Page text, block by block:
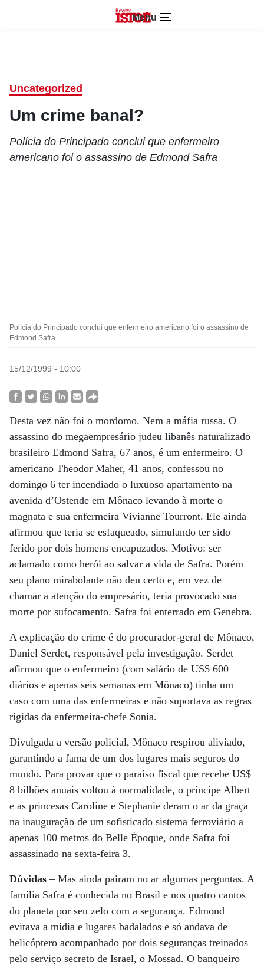
Menu
Uncategorized
Um crime banal?
Polícia do Principado conclui que enfermeiro
americano foi o assassino de Edmond Safra
Polícia do Principado conclui que enfermeiro americano foi o assassino de
Edmond Safra
15/12/1999 - 10:00
Desta vez não foi o mordomo. Nem a máfia russa. O
assassino do megaempresário judeu libanês naturalizado
brasileiro Edmond Safra, 67 anos, é um enfermeiro. O
americano Theodor Maher, 41 anos, confessou no
domingo 6 ter incendiado o luxuoso apartamento na
avenida d’Ostende em Mônaco levando à morte o
magnata e sua enfermeira Vivianne Tourront. Ele ainda
afirmou que teria se esfaqueado, simulando ter sido
ferido por dois homens encapuzados. Motivo: ser
aclamado como herói ao salvar a vida de Safra. Porém
seu plano mirabolante não deu certo e, em vez de
chamar a atenção do empresário, teria provocado sua
morte por sufocamento. Safra foi enterrado em Genebra.
A explicação do crime é do procurador-geral de Mônaco,
Daniel Serdet, responsável pela investigação. Serdet
afirmou que o enfermeiro (com salário de US$ 600
diários e apenas seis semanas em Mônaco) tinha um
caso com uma das enfermeiras e não suportava as regras
rígidas da enfermeira-chefe Sonia.
Divulgada a versão policial, Mônaco respirou aliviado,
garantindo a fama de um dos lugares mais seguros do
mundo. Para provar que o paraíso fiscal que recebe US$
8 bilhões anuais voltou à normalidade, o príncipe Albert
e as princesas Caroline e Stephanie deram o ar da graça
na inauguração de um sofisticado sistema ferroviário a
apenas 100 metros do Belle Époque, onde Safra foi
assassinado na sexta-feira 3.
Dúvidas – Mas ainda pairam no ar algumas perguntas. A
família Safra é conhecida no Brasil e nos quatro cantos
do planeta por seu zelo com a segurança. Edmond
evitava a mídia e lugares badalados e só andava de
helicóptero acompanhado por dois seguranças treinados
pelo serviço secreto de Israel, o Mossad. O banqueiro